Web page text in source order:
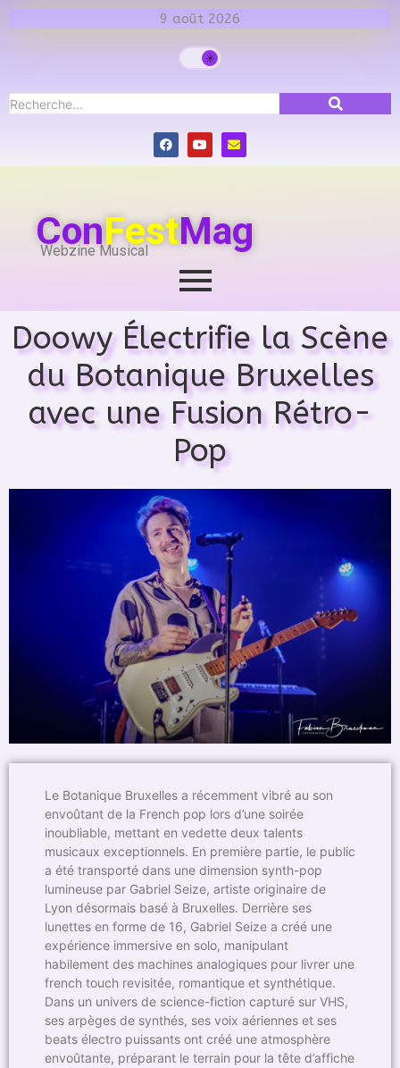
9 août 2026
ConFestMag
Webzine Musical
Doowy Électrifie la Scène
du Botanique Bruxelles
avec une Fusion Rétro-
Pop
Le Botanique Bruxelles a récemment vibré au son
envoûtant de la French pop lors d’une soirée
inoubliable, mettant en vedette deux talents
musicaux exceptionnels. En première partie, le public
a été transporté dans une dimension synth-pop
lumineuse par Gabriel Seize, artiste originaire de
Lyon désormais basé à Bruxelles. Derrière ses
lunettes en forme de 16, Gabriel Seize a créé une
expérience immersive en solo, manipulant
habilement des machines analogiques pour livrer une
french touch revisitée, romantique et synthétique.
Dans un univers de science-fiction capturé sur VHS,
ses arpèges de synthés, ses voix aériennes et ses
beats électro puissants ont créé une atmosphère
envoûtante, préparant le terrain pour la tête d’affiche